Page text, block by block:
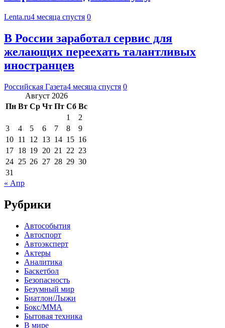
Lenta.ru4 месяца спустя 0
В России заработал сервис для
желающих переехать талантливых
иностранцев
Российская Газета4 месяца спустя 0
Август 2026
Пн Вт Ср Чт Пт Сб Вс
1
2
3
4 5 6 7 8
9
10 11 12 13 14 15 16
17 18 19 20 21 22 23
24 25 26 27 28 29 30
31
« Апр
Рубрики
Автособытия
Автоспорт
Автоэксперт
Актеры
Аналитика
Баскетбол
Безопасность
Безумный мир
Биатлон/Лыжи
Бокс/MMA
Бытовая техника
В мире